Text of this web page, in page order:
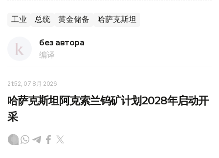
工业 总统 黄金储备 哈萨克斯坦
без автора
编译
21:52, 07 8月 2026
哈萨克斯坦阿克索兰钨矿计划2028年启动开
采